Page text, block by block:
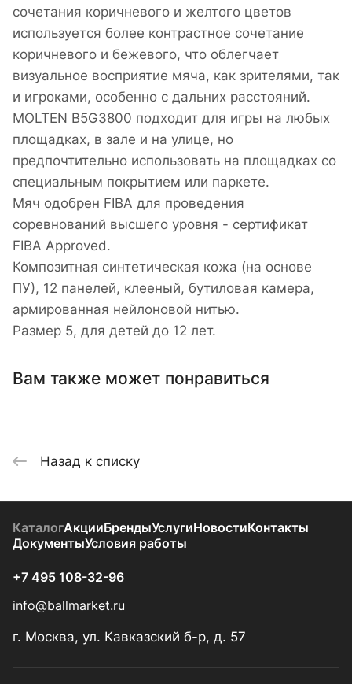
сочетания коричневого и желтого цветов
используется более контрастное сочетание
коричневого и бежевого, что облегчает
визуальное восприятие мяча, как зрителями, так
и игроками, особенно с дальних расстояний.
MOLTEN B5G3800 подходит для игры на любых
площадках, в зале и на улице, но
предпочтительно использовать на площадках со
специальным покрытием или паркете.
Мяч одобрен FIBA для проведения
соревнований высшего уровня - сертификат
FIBA Approved.
Композитная синтетическая кожа (на основе
ПУ), 12 панелей, клееный, бутиловая камера,
армированная нейлоновой нитью.
Размер 5, для детей до 12 лет.
Вам также может понравиться
Назад к списку
КаталогАкцииБрендыУслугиНовостиКонтакты
ДокументыУсловия работы
+7 495 108-32-96
info@ballmarket.ru
г. Москва, ул. Кавказский б-р, д. 57